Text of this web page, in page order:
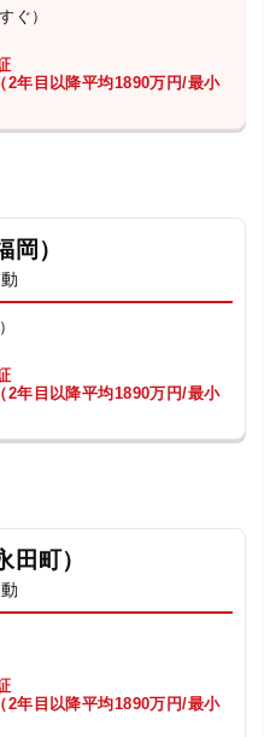
ぐ）
2年目以降平均1890万円/最小
）
2年目以降平均1890万円/最小
田町）
2年目以降平均1890万円/最小